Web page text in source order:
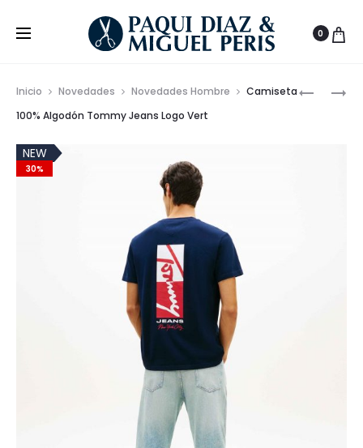
0
Inicio Novedades Novedades Hombre
Camiseta
100% Algodón Tommy Jeans Logo Vert
30%
NEW